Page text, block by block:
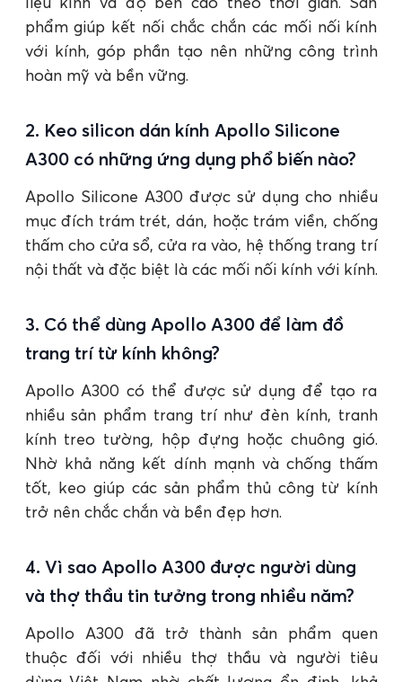
phẩm giúp kết nối chắc chắn các mối nối kính
với kính, góp phần tạo nên những công trình
hoàn mỹ và bền vững.
2. Keo silicon dán kính Apollo Silicone
A300 có những ứng dụng phổ biến nào?
Apollo Silicone A300 được sử dụng cho nhiều
mục đích trám trét, dán, hoặc trám viền, chống
thấm cho cửa sổ, cửa ra vào, hệ thống trang trí
nội thất và đặc biệt là các mối nối kính với kính.
3. Có thể dùng Apollo A300 để làm đồ
trang trí từ kính không?
Apollo A300 có thể được sử dụng để tạo ra
nhiều sản phẩm trang trí như đèn kính, tranh
kính treo tường, hộp đựng hoặc chuông gió.
Nhờ khả năng kết dính mạnh và chống thấm
tốt, keo giúp các sản phẩm thủ công từ kính
trở nên chắc chắn và bền đẹp hơn.
4. Vì sao Apollo A300 được người dùng
và thợ thầu tin tưởng trong nhiều năm?
Apollo A300 đã trở thành sản phẩm quen
thuộc đối với nhiều thợ thầu và người tiêu